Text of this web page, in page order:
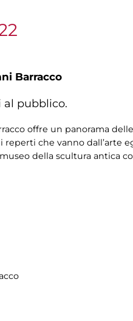
Barracco
pubblico.
offre un panorama
reperti che vanno dall’arte
della scultura antica